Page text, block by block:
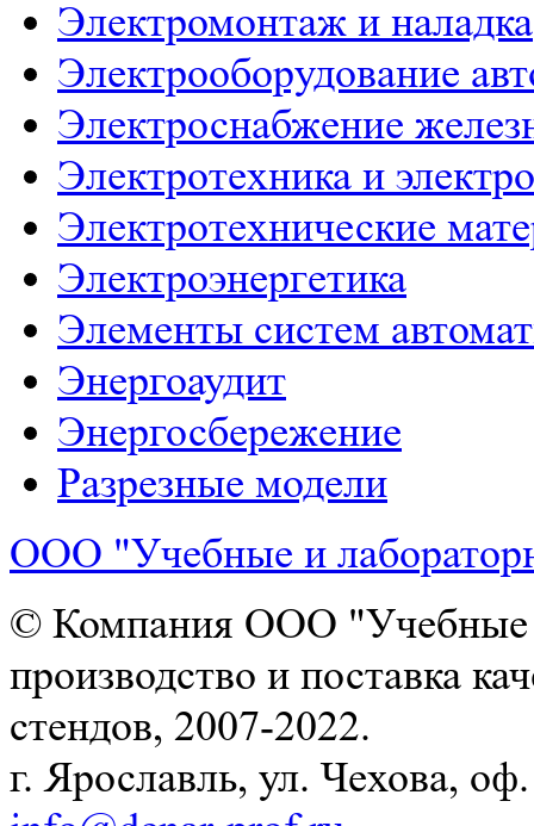
Электромонтаж и наладка
Электрооборудование
Электроснабжение
Электротехника и
Электротехнические
Электроэнергетика
Элементы систем
Энергоаудит
Энергосбережение
Разрезные модели
ООО "Учебные и
© Компания ООО "Учебные
производство и поставка
стендов, 2007-2022.
г. Ярославль, ул. Чехова,